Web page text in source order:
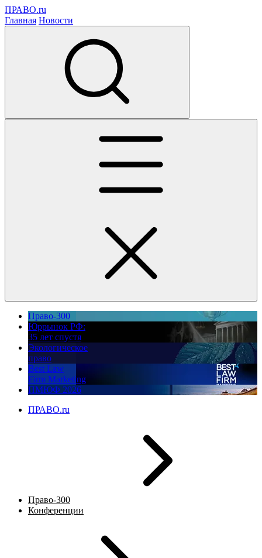
ПРАВО.ru
Главная Новости
Право-300
Юррынок РФ:
35 лет спустя
Экологическое
право
Best Law
Firm Marketing
ПМЮФ 2026
ПРАВО.ru
Право-300
Конференции